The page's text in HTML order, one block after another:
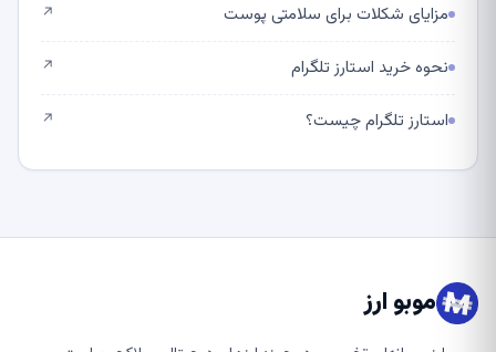
مزایای شکلات برای سلامتی پوست ↗
نحوه خرید استارز تلگرام ↗
استارز تلگرام چیست؟ ↗
موبو ارز